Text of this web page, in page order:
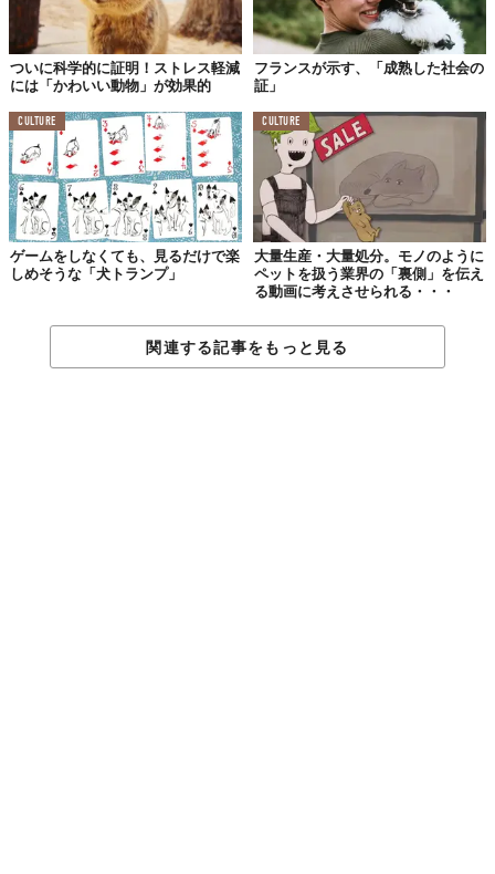
ついに科学的に証明！ストレス軽減
には「かわいい動物」が効果的
フランスが示す、「成熟した社会の
証」
CULTURE
ゲームをしなくても、見るだけで楽
しめそうな「犬トランプ」
CULTURE
大量生産・大量処分。モノのように
ペットを扱う業界の「裏側」を伝え
る動画に考えさせられる・・・
関連する記事をもっと見る